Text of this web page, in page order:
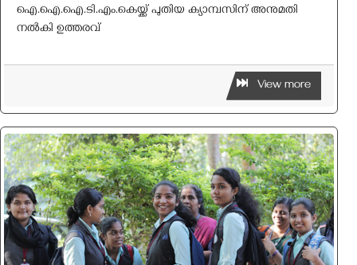
ഐ.ഐ.ഐ.ടി.എം.കെയ്ക്ക് പുതിയ ക്യാമ്പസിന് അനുമതി
നല്‍കി ഉത്തരവ്
View more